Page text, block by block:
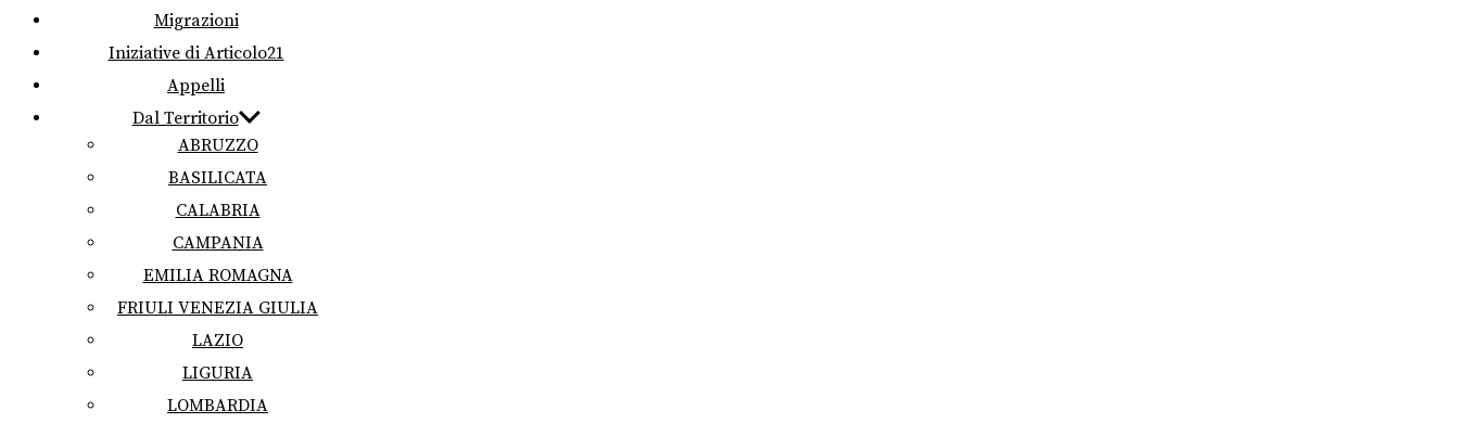
Migrazioni
Iniziative di Articolo21
Appelli
Dal Territorio
ABRUZZO
BASILICATA
CALABRIA
CAMPANIA
EMILIA ROMAGNA
FRIULI VENEZIA GIULIA
LAZIO
LIGURIA
LOMBARDIA